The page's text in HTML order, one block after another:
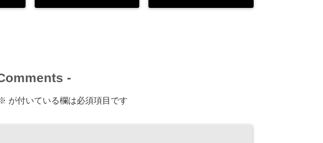
-
が付いている欄は必須項目です